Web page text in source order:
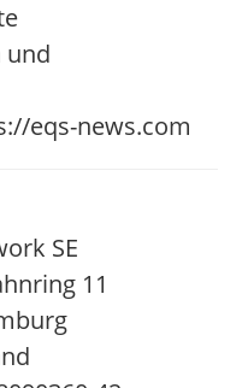
und
eqs-news.com
SE
11